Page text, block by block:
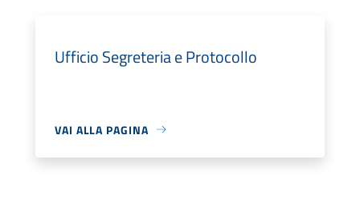
Ufficio Segreteria e Protocollo
VAI ALLA PAGINA